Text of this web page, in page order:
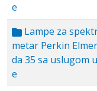
e
Lampe za
metar Perkin
da 35 sa uslugom
e